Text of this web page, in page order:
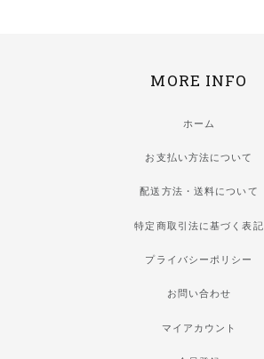
MORE INFO
ホーム
お支払い方法について
配送方法・送料について
特定商取引法に基づく表記
プライバシーポリシー
お問い合わせ
マイアカウント